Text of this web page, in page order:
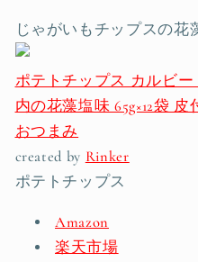
じゃがいもチップスの花
ポテトチップス カルビ
内の花藻塩味 65g×12袋
おつまみ
created by Rinker
ポテトチップス
Amazon
楽天市場